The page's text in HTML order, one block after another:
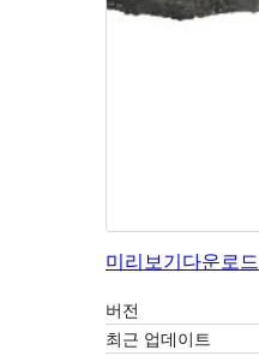
미리보기다운로드
버전
최근 업데이트